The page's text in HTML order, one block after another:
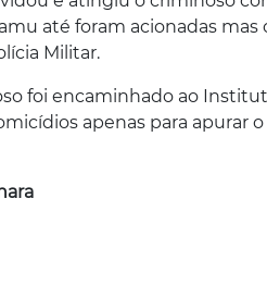
até foram acionadas
Militar.
foi encaminhado ao
apenas para